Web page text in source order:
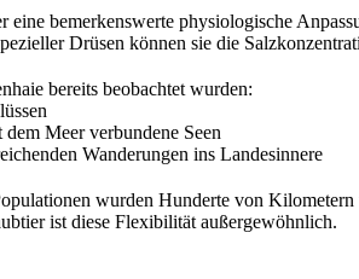
eine bemerkenswerte physiologische
Drüsen können sie die
bereits beobachtet wurden:
Meer verbundene Seen
Wanderungen ins Landesinnere
wurden Hunderte von
ist diese Flexibilität außergewöhnlich.